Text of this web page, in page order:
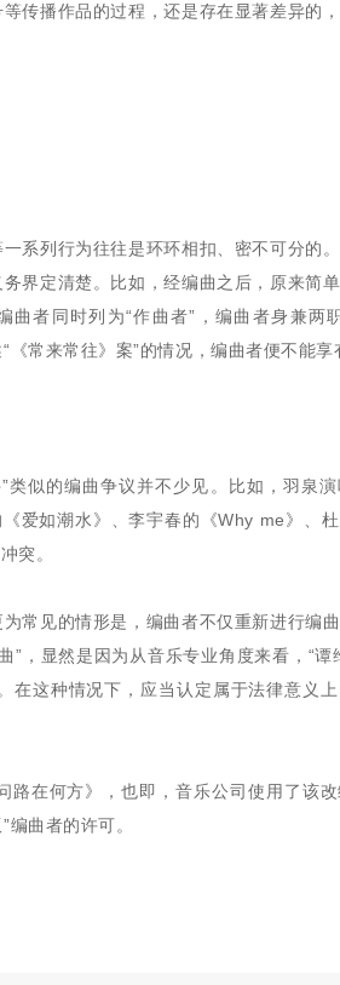
传播作品的过程，还是存在显著差异的
系列行为往往是环环相扣、密不可分的
界定清楚。比如，经编曲之后，原来简
者同时列为“作曲者”，编曲者身兼两
常来常往》案”的情况，编曲者便不能享
类似的编曲争议并不少见。比如，羽泉
爱如潮水》、李宇春的《Why me》、
突。
常见的情形是，编曲者不仅重新进行编
，显然是因为从音乐专业角度来看，“谭
这种情况下，应当认定属于法律意义
在何方》，也即，音乐公司使用了该
曲者的许可。